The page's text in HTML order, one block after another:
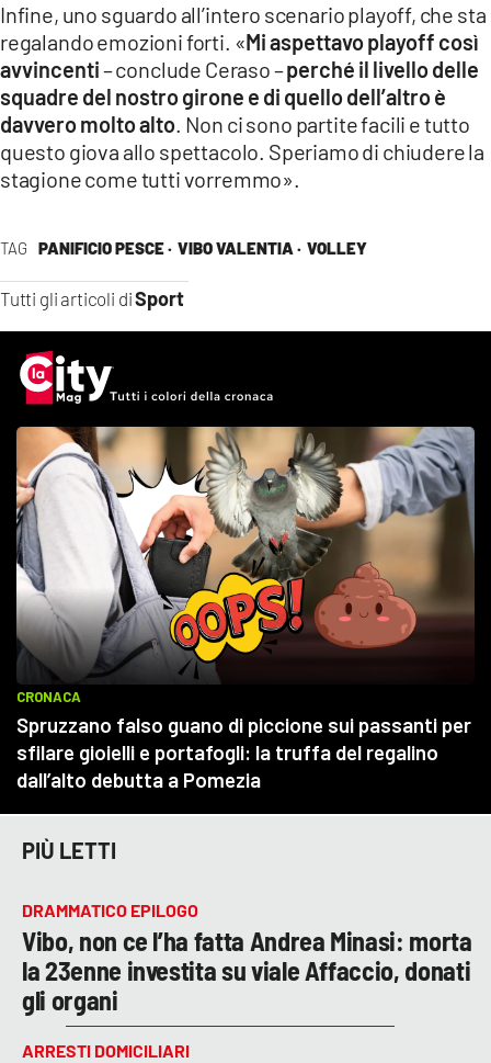
TAG PANIFICIO PESCE · VIBO VALENTIA · VOLLEY
Tutti gli articoli diSport
Infine, uno sguardo all’intero scenario playoff, che sta
regalando emozioni forti. «Mi aspettavo playoff così
avvincenti– conclude Ceraso –perché il livello delle
squadre del nostro girone e di quello dell’altro è
davvero molto alto . Non ci sono partite facili e tutto
questo giova allo spettacolo. Speriamo di chiudere la
stagione come tutti vorremmo».
PIÙ LETTI
DRAMMATICO EPILOGO
Vibo, non ce l’ha fatta Andrea Minasi: morta
la 23enne investita su viale Affaccio, donati
gli organi
ARRESTI DOMICILIARI